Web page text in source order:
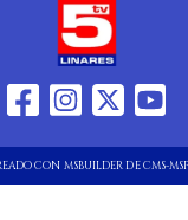
CON MSBUILDER DE CMS-